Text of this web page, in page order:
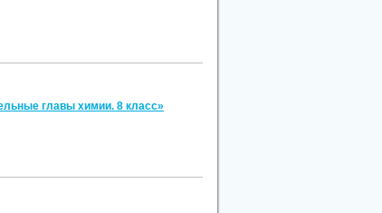
главы химии. 8 класс»